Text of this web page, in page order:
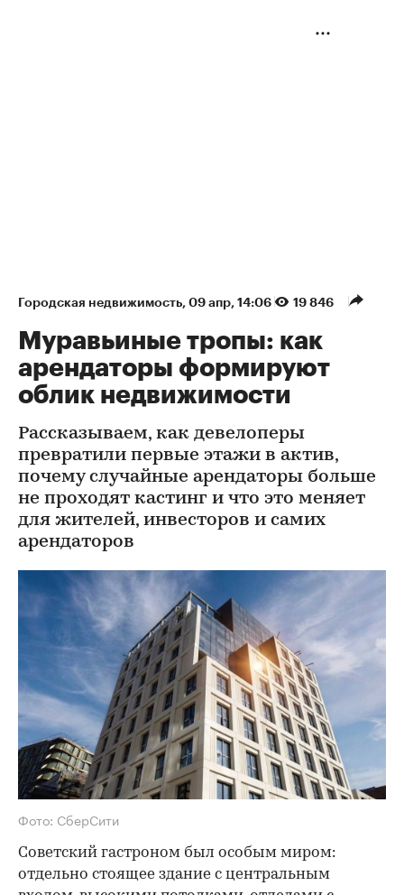
Городская недвижимость 09 апр, 14:06 19 846
Муравьиные тропы: как
арендаторы формируют
облик недвижимости
Рассказываем, как девелоперы
превратили первые этажи в актив,
почему случайные арендаторы больше
не проходят кастинг и что это меняет
для жителей, инвесторов и самих
арендаторов
Фото: СберСити
Советский гастроном был особым миром:
отдельно стоящее здание с центральным